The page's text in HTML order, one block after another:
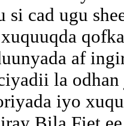
cad ugu
af
la
iyo